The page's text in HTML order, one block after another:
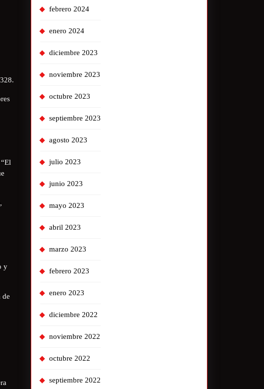
y
de
febrero 2024
enero 2024
diciembre 2023
noviembre 2023
octubre 2023
septiembre 2023
agosto 2023
julio 2023
junio 2023
mayo 2023
abril 2023
marzo 2023
febrero 2023
enero 2023
diciembre 2022
noviembre 2022
octubre 2022
septiembre 2022